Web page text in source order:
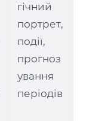
гічний
портрет,
події,
прогноз
ування
періодів